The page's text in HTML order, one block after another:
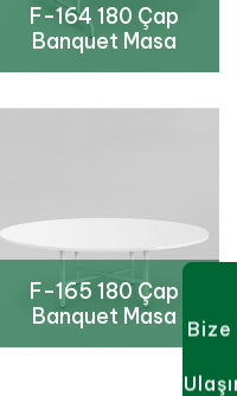
F-164 180 Çap
Banquet Masa
F-165 180 Çap
Banquet Masa Bize